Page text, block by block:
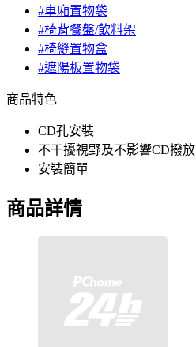
#車廂置物袋
#椅背餐盤/飲料架
#椅縫置物盒
#遮陽板置物袋
商品特色
CD孔安裝
不干擾視野及不影響CD撥放
安裝簡單
商品詳情